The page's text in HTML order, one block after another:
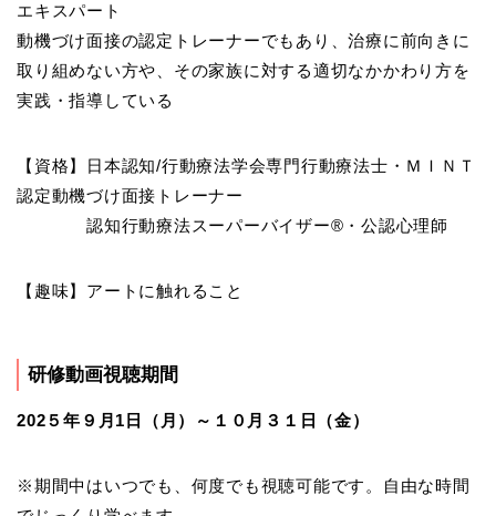
エキスパート
動機づけ面接の認定トレーナーでもあり、治療に前向きに
取り組めない方や、その家族に対する適切なかかわり方を
実践・指導している
【資格】日本認知/行動療法学会専門行動療法士・ＭＩＮＴ
認定動機づけ面接トレーナー
認知行動療法スーパーバイザー®・公認心理師
【趣味】アートに触れること
研修動画視聴期間
202５年９月1日（月）～１０月３１日（金）
※期間中はいつでも、何度でも視聴可能です。自由な時間